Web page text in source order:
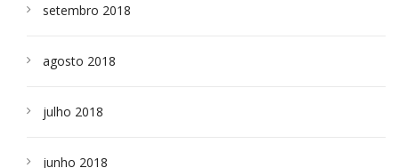
setembro 2018
agosto 2018
julho 2018
junho 2018